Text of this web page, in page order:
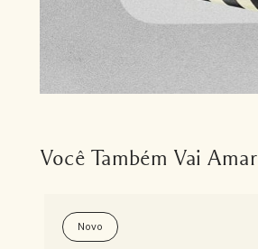
Você Também Vai Amar
Novo